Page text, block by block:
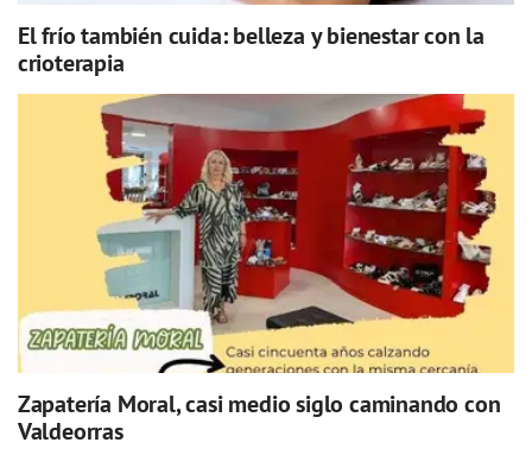
El frío también cuida: belleza y bienestar con la
crioterapia
Zapatería Moral, casi medio siglo caminando con
Valdeorras